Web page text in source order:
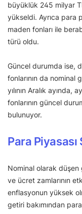
büyüklük 245 milyar
yükseldi. Ayrıca para
maden fonları ile
türü oldu.
Güncel durumda ise,
fonlarının da
yılının Aralık ayında,
fonlarının güncel
bulunuyor.
Para Piyasası
Nominal olarak düşen
ve ücret zamlarının
enflasyonun yüksek
getiri bakımından